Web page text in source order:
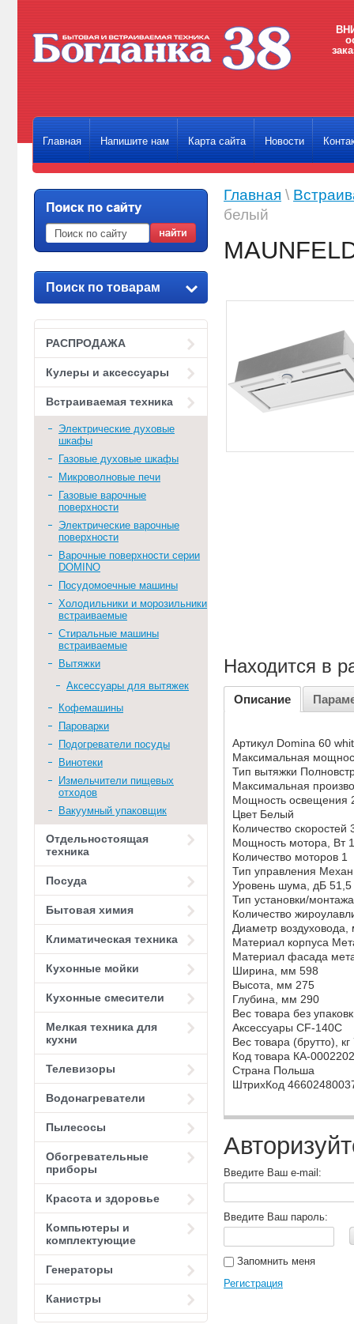
Главная Напишите нам Карта сайта Новости
Поиск по товарам
РАСПРОДАЖА
Кулеры и аксессуары
Встраиваемая техника
Электрические духовые
шкафы
Газовые духовые шкафы
Микроволновые печи
Газовые варочные
поверхности
Электрические варочные
поверхности
Варочные поверхности серии
DOMINO
Посудомоечные машины
Холодильники и морозильники
встраиваемые
Стиральные машины
встраиваемые
Вытяжки
Аксессуары для вытяжек
Кофемашины
Пароварки
Подогреватели посуды
Винотеки
Измельчители пищевых
отходов
Вакуумный упаковщик
Отдельностоящая
техника
Посуда
Бытовая химия
Климатическая техника
Кухонные мойки
Кухонные смесители
Мелкая техника для
кухни
Телевизоры
Водонагреватели
Пылесосы
Обогревательные
приборы
Красота и здоровье
Компьютеры и
комплектующие
Генераторы
Канистры
Главная \
белый
Находится в
Описание
Артикул Domina 60
Максимальная
Тип вытяжки
Максимальная
Мощность освещения
Цвет Белый
Количество скоростей
Мощность мотора, Вт
Количество моторов 1
Тип управления
Уровень шума, дБ 51,5
Тип установки/
Количество
Диаметр
Материал корпуса
Материал фасада
Ширина, мм 598
Высота, мм 275
Глубина, мм 290
Вес товара без
Аксессуары CF-140C
Вес товара (брутто), кг
Код товара КА-
Страна Польша
ШтрихКод
Введите Ваш e-mail:
Введите Ваш пароль:
Запомнить меня
Регистрация